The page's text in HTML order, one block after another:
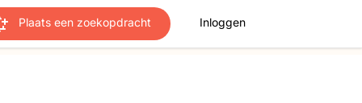
Plaats een zoekopdracht Inloggen